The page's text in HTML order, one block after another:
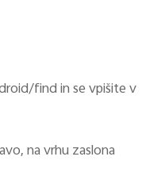
find in se vpišite v
na vrhu zaslona